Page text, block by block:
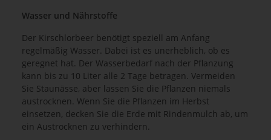
Wasser und Nährstoffe
Der Kirschlorbeer benötigt speziell am Anfang
regelmäßig Wasser. Dabei ist es unerheblich, ob es
geregnet hat. Der Wasserbedarf nach der Pflanzung
kann bis zu 10 Liter alle 2 Tage betragen. Vermeiden
Sie Staunässe, aber lassen Sie die Pflanzen niemals
austrocknen. Wenn Sie die Pflanzen im Herbst
einsetzen, decken Sie die Erde mit Rindenmulch ab, um
ein Austrocknen zu verhindern.